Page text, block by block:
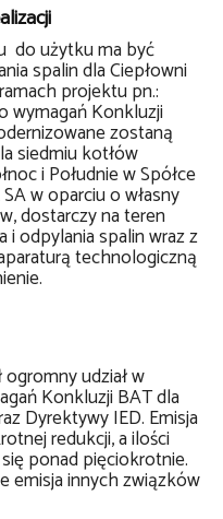
do użytku ma być
spalin dla Ciepłowni
projektu pn.:
wymagań Konkluzji
zostaną
siedmiu kotłów
i Południe w Spółce
w oparciu o własny
dostarczy na teren
i odpylania spalin wraz z
technologiczną
udział w
Konkluzji BAT dla
Dyrektywy IED. Emisja
redukcji, a ilości
ponad pięciokrotnie.
emisja innych związków